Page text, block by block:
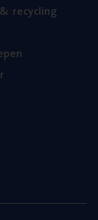
& recycling